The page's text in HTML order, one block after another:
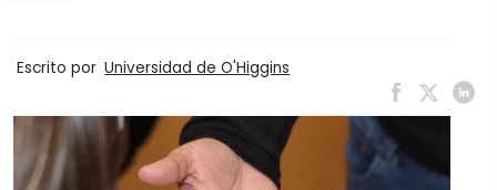
Escrito por Universidad de O'Higgins